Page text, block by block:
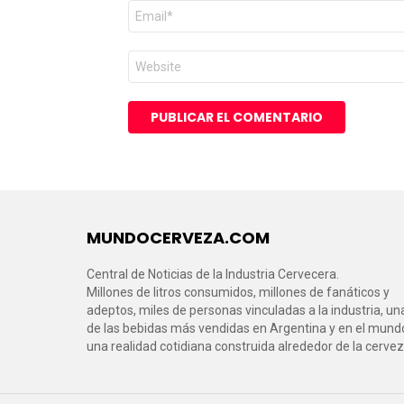
Correo
electrónico
*
Web
MUNDOCERVEZA.COM
Central de Noticias de la Industria Cervecera.
Millones de litros consumidos, millones de fanáticos y
adeptos, miles de personas vinculadas a la industria,
de las bebidas más vendidas en Argentina y en el
una realidad cotidiana construida alrededor de la